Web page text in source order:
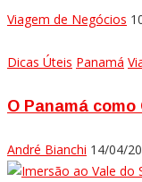
Viagem de Negócios
Dicas Úteis Panamá
O Panamá
André Bianchi 14/04/